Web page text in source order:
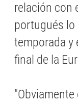
relación con
portugués lo
temporada y
final de la